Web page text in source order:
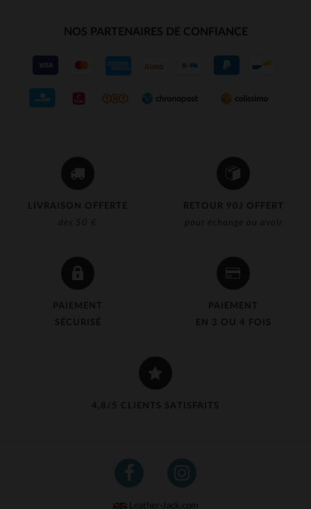
LIVRAISON OFFERTE
dès 50 €
RETOUR 90J OFFERT
pour échange ou avoir
PAIEMENT
SÉCURISÉ
PAIEMENT
EN 3 OU 4 FOIS
4,8/5 CLIENTS SATISFAITS
NOS PARTENAIRES DE CONFIANCE
Leather-Jack.com